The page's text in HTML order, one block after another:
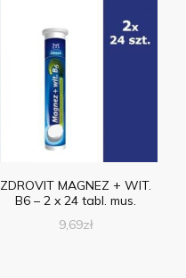
ZDROVIT MAGNEZ + WIT.
B6 – 2 x 24 tabl. mus.
9,69zł